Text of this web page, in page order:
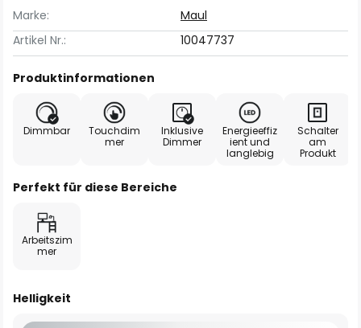
Marke:
Maul
Artikel Nr.:
10047737
Produktinformationen
Dimmbar
Touchdim
mer
Inklusive
Dimmer
Energieeffiz
ient und
langlebig
Schalter
am
Produkt
Perfekt für diese Bereiche
Arbeitszim
mer
Helligkeit